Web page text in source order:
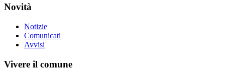
Novità
Notizie
Comunicati
Avvisi
Vivere il comune